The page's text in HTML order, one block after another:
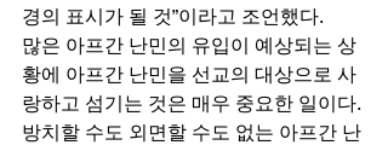
경의 표시가 될 것”이라고 조언했다.
많은 아프간 난민의 유입이 예상되는 상
황에 아프간 난민을 선교의 대상으로 사
랑하고 섬기는 것은 매우 중요한 일이다.
방치할 수도 외면할 수도 없는 아프간 난